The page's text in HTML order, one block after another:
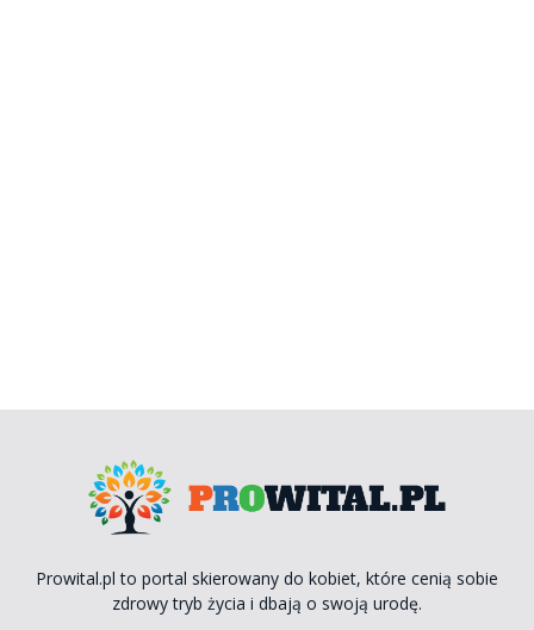
Prowital.pl to portal skierowany do kobiet, które cenią sobie
zdrowy tryb życia i dbają o swoją urodę.